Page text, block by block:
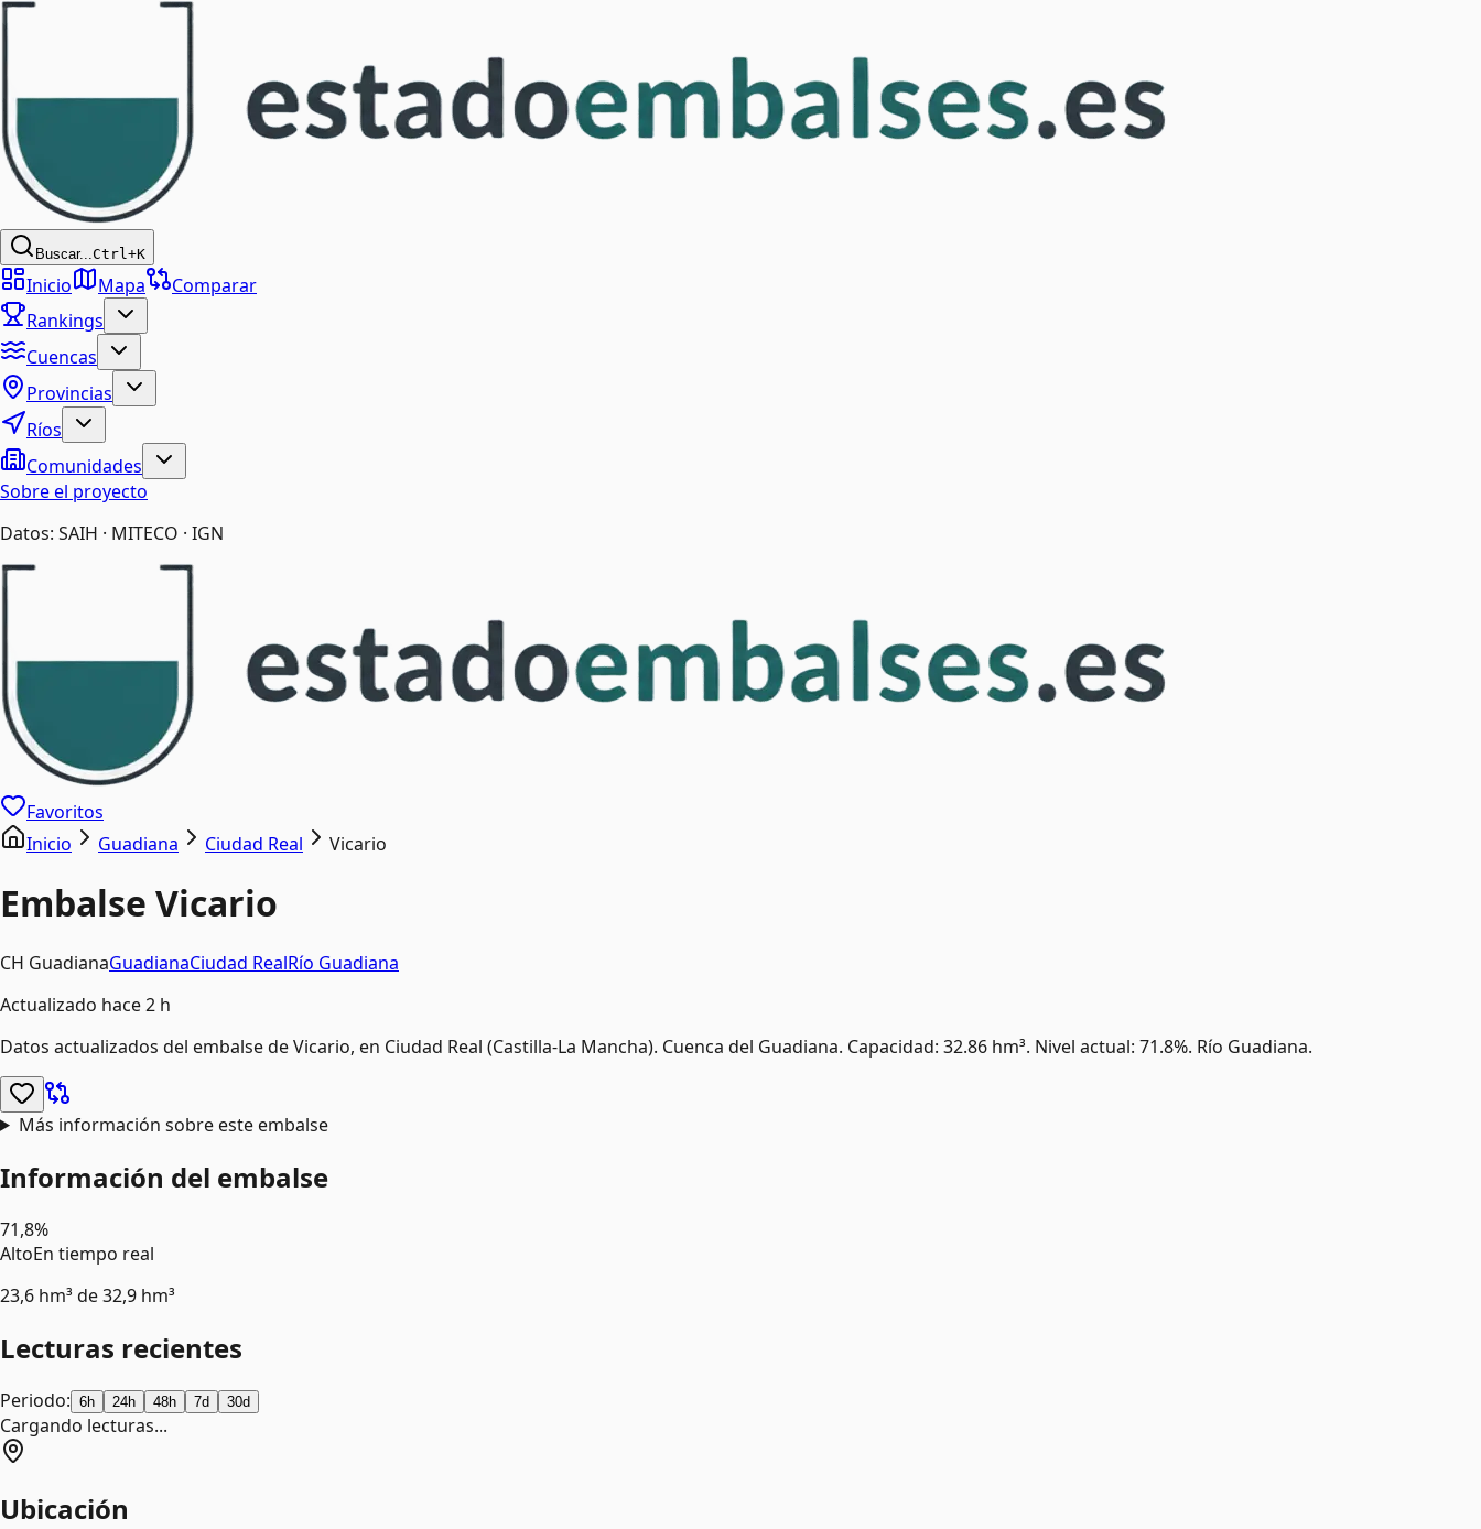
Buscar...Ctrl+K
Inicio Mapa
Comparar
Rankings
Cuencas
Provincias
Ríos
Comunidades
Sobre el proyecto
Datos: SAIH · MITECO · IGN
Favoritos
Inicio
Guadiana Ciudad Real Vicario
Embalse Vicario
CH GuadianaGuadianaCiudad RealRío Guadiana
Actualizado hace 2 h
Datos actualizados del embalse deVicario, en Ciudad Real (Castilla-La Mancha). Cuenca del Guadiana. Capacidad: 32.86 hm³. Nivel actual: 71.8%. Río Guadiana.
Más información sobre este embalse
Información del embalse
71,8%
AltoEn tiempo real
23,6 hm³ de32,9 hm³
Lecturas recientes
Periodo: 6h 24h 48h 7d 30d
Cargando lecturas...
Ubicación